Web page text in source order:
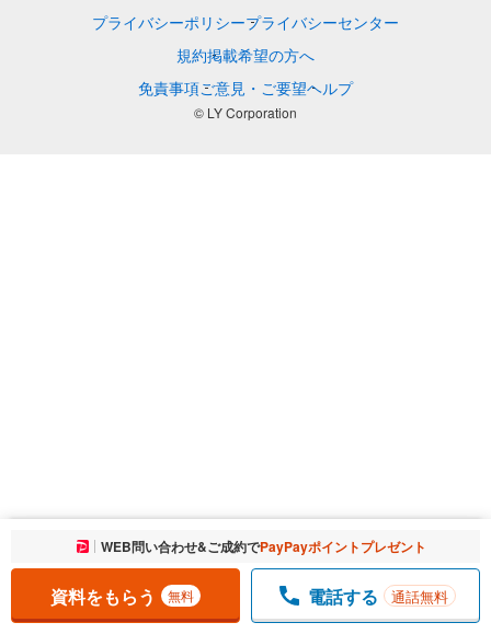
お気に入りに追加しました。 一覧を開く
WEB問い合わせ&ご成約でPayPayポイントプレゼント
資料をもらう 無料 電話する 通話無料
プライバシーポリシープライバシーセンター
規約掲載希望の方へ
免責事項ご意見・ご要望ヘルプ
© LY Corporation